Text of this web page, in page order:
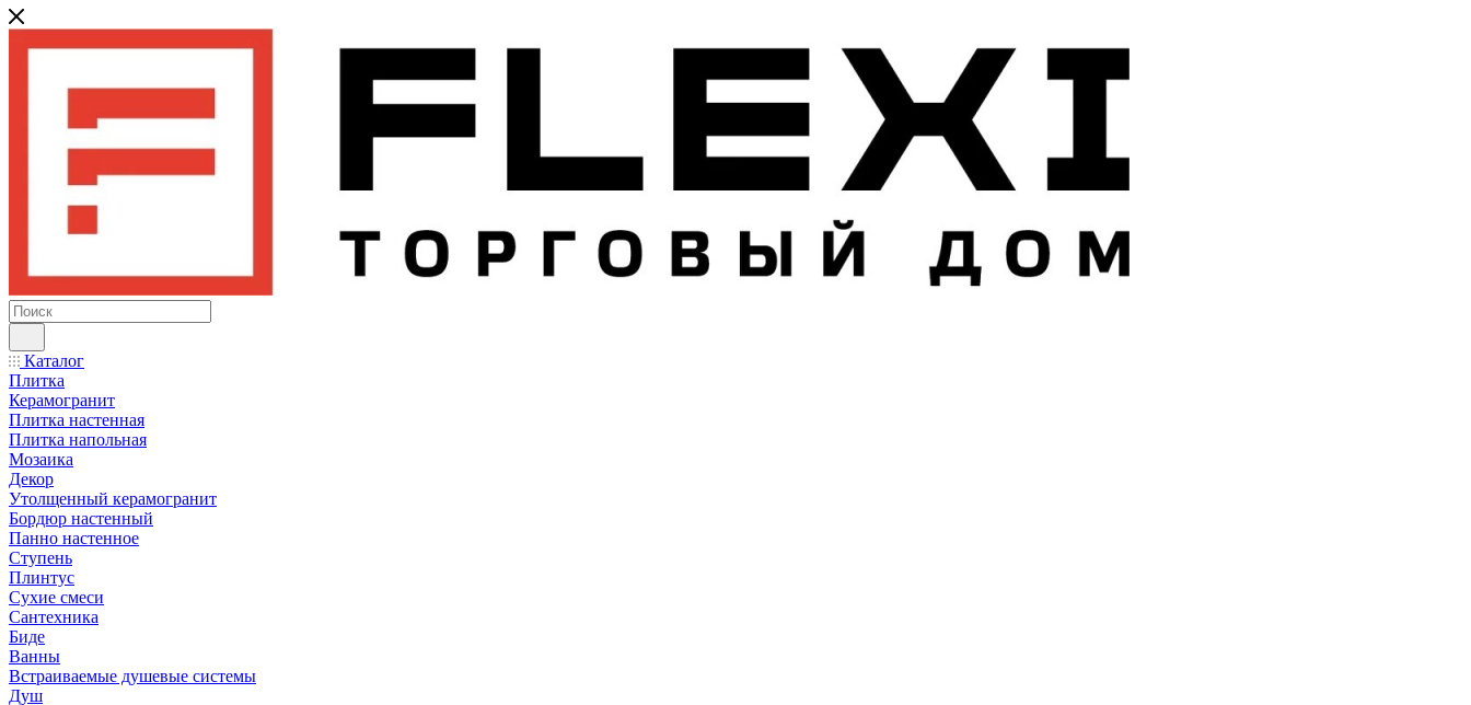
Каталог
Плитка
Керамогранит
Плитка настенная
Плитка напольная
Мозаика
Декор
Утолщенный керамогранит
Бордюр настенный
Панно настенное
Ступень
Плинтус
Сухие смеси
Сантехника
Биде
Ванны
Встраиваемые душевые системы
Душ